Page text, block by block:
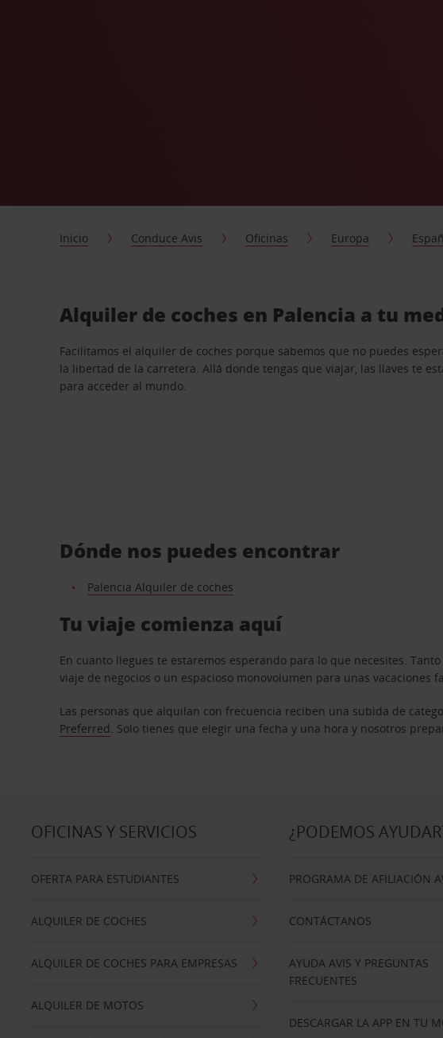
Inicio Conduce Avis Oficinas Europa
Alquiler de coches en Palencia a tu
Facilitamos el alquiler de coches porque sabemos que no puedes
la libertad de la carretera. Allá donde tengas que viajar, las llaves te
para acceder al mundo.
Dónde nos puedes encontrar
Palencia Alquiler de coches
Tu viaje comienza aquí
En cuanto llegues te estaremos esperando para lo que necesites.
viaje de negocios o un espacioso monovolumen para unas vacaciones
Las personas que alquilan con frecuencia reciben una subida de
Preferred. Solo tienes que elegir una fecha y una hora y nosotros
OFICINAS Y SERVICIOS
OFERTA PARA ESTUDIANTES
ALQUILER DE COCHES
ALQUILER DE COCHES PARA EMPRESAS
ALQUILER DE MOTOS
¿PODEMOS
PROGRAMA DE AFILIACIÓN
CONTÁCTANOS
AYUDA AVIS Y PREGUNTAS
FRECUENTES
DESCARGAR LA APP EN TU